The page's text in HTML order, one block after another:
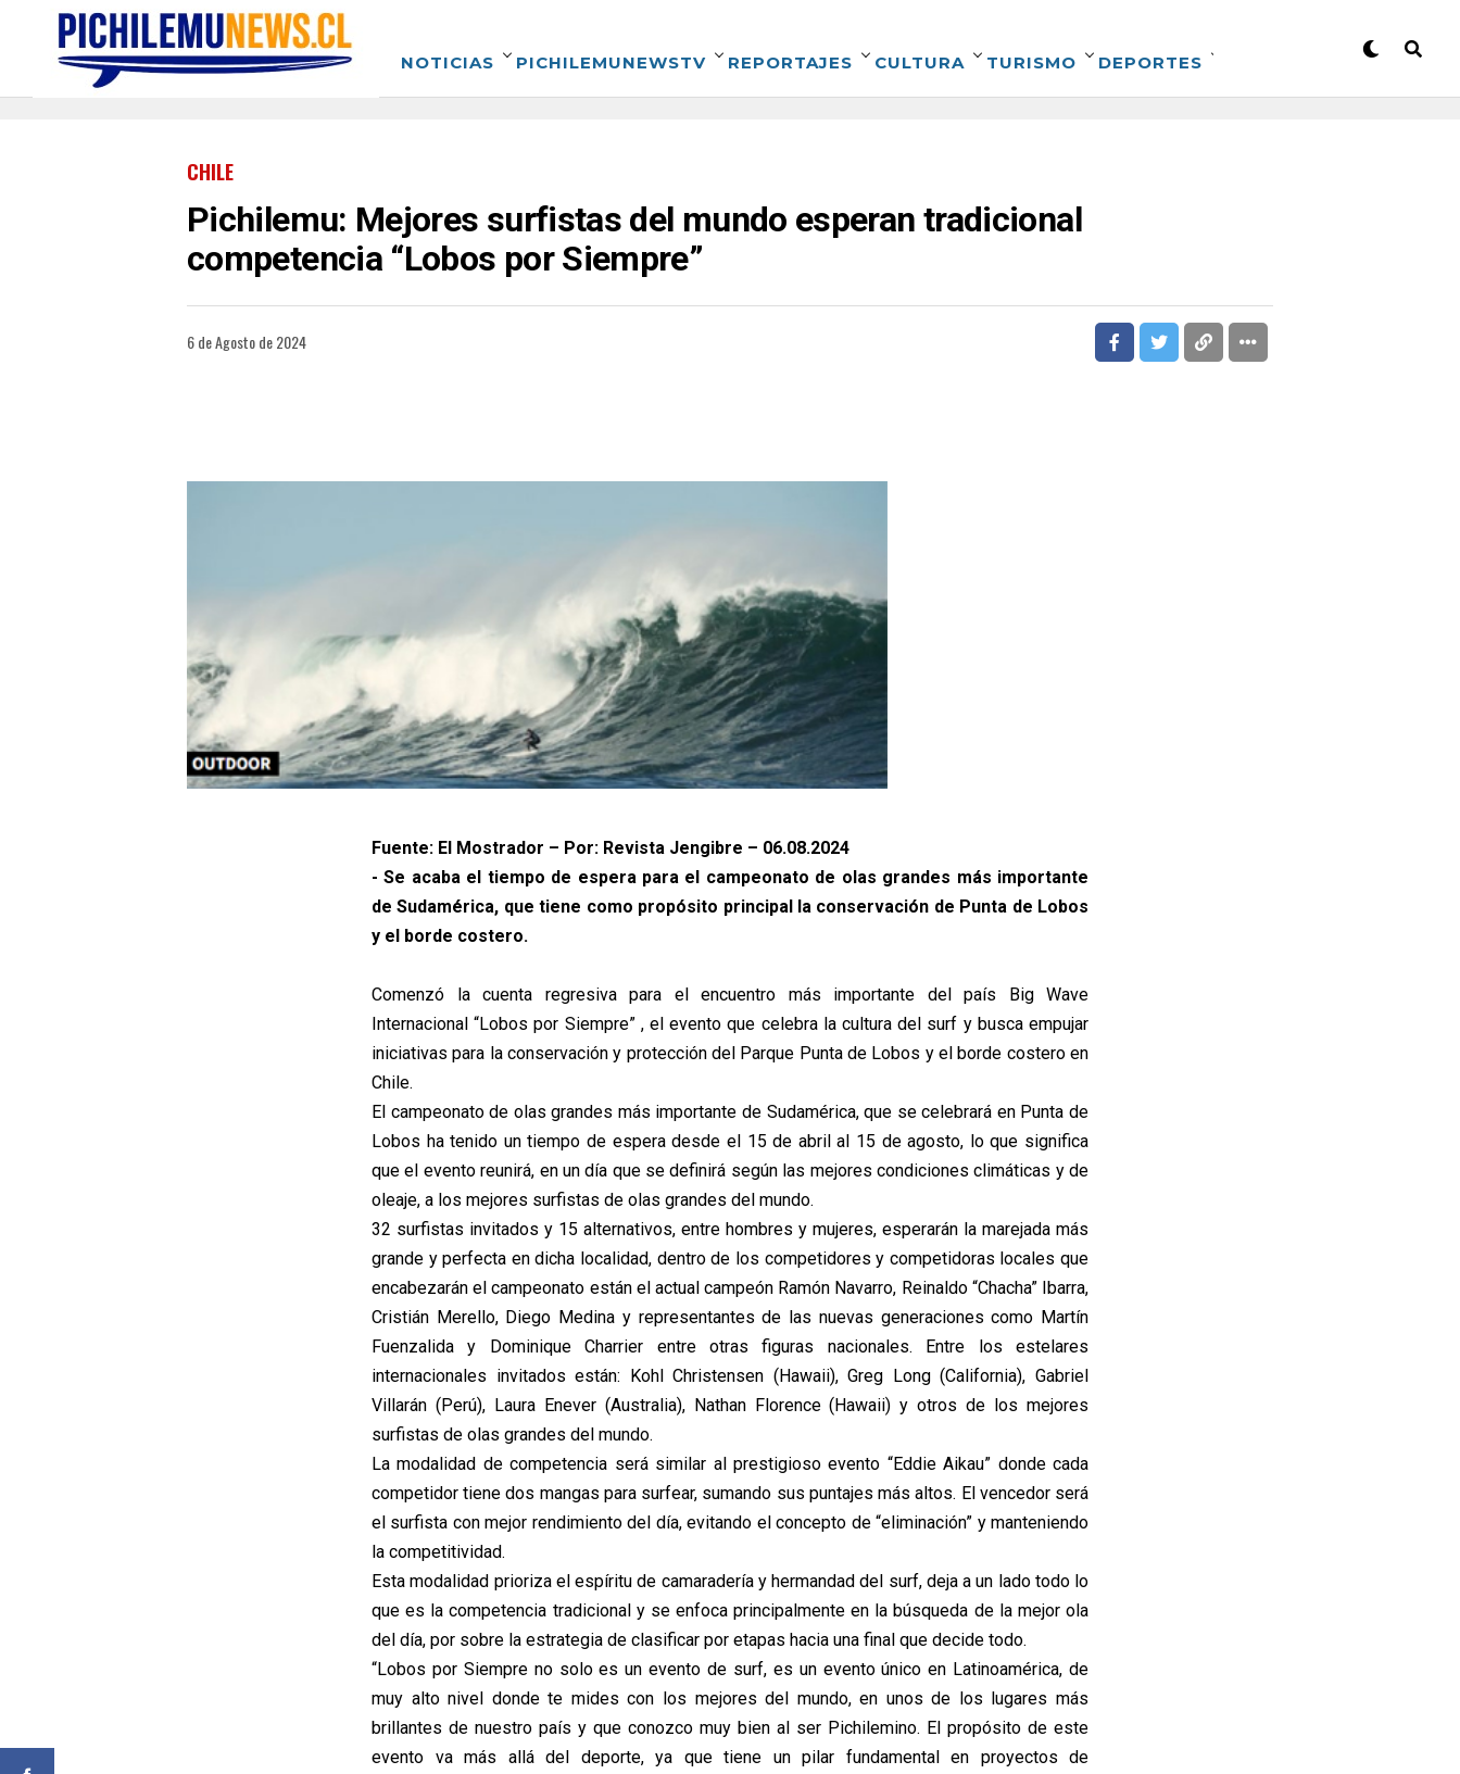
NOTICIAS PICHILEMUNEWSTV REPORTAJES CULTURA TURISMO DEPORTES
CHILE
Pichilemu: Mejores surfistas del mundo esperan tradicional
competencia “Lobos por Siempre”
6 de Agosto de 2024
Fuente: El Mostrador – Por: Revista Jengibre – 06.08.2024
- Se acaba el tiempo de espera para el campeonato de olas grandes más importante
de Sudamérica, que tiene como propósito principal la conservación de Punta de Lobos
y el borde costero.
Comenzó la cuenta regresiva para el encuentro más importante del país Big Wave
Internacional “Lobos por Siempre” , el evento que celebra la cultura del surf y busca empujar
iniciativas para la conservación y protección del Parque Punta de Lobos y el borde costero en
Chile.
El campeonato de olas grandes más importante de Sudamérica, que se celebrará en Punta de
Lobos ha tenido un tiempo de espera desde el 15 de abril al 15 de agosto, lo que significa
que el evento reunirá, en un día que se definirá según las mejores condiciones climáticas y de
oleaje, a los mejores surfistas de olas grandes del mundo.
32 surfistas invitados y 15 alternativos, entre hombres y mujeres, esperarán la marejada más
grande y perfecta en dicha localidad, dentro de los competidores y competidoras locales que
encabezarán el campeonato están el actual campeón Ramón Navarro, Reinaldo “Chacha” Ibarra,
Cristián Merello, Diego Medina y representantes de las nuevas generaciones como Martín
Fuenzalida y Dominique Charrier entre otras figuras nacionales. Entre los estelares
internacionales invitados están: Kohl Christensen (Hawaii), Greg Long (California), Gabriel
Villarán (Perú), Laura Enever (Australia), Nathan Florence (Hawaii) y otros de los mejores
surfistas de olas grandes del mundo.
La modalidad de competencia será similar al prestigioso evento “Eddie Aikau” donde cada
competidor tiene dos mangas para surfear, sumando sus puntajes más altos. El vencedor será
el surfista con mejor rendimiento del día, evitando el concepto de “eliminación” y manteniendo
la competitividad.
Esta modalidad prioriza el espíritu de camaradería y hermandad del surf, deja a un lado todo lo
que es la competencia tradicional y se enfoca principalmente en la búsqueda de la mejor ola
del día, por sobre la estrategia de clasificar por etapas hacia una final que decide todo.
“Lobos por Siempre no solo es un evento de surf, es un evento único en Latinoamérica, de
muy alto nivel donde te mides con los mejores del mundo, en unos de los lugares más
brillantes de nuestro país y que conozco muy bien al ser Pichilemino. El propósito de este
evento va más allá del deporte, ya que tiene un pilar fundamental en proyectos de